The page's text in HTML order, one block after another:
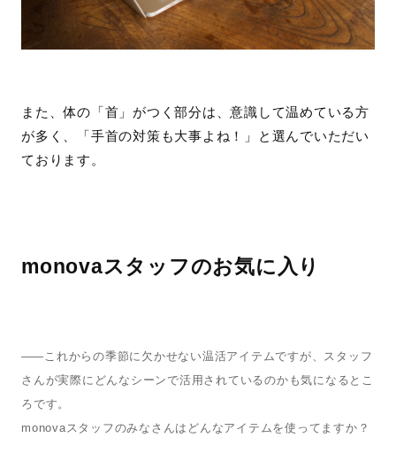
また、体の「首」がつく部分は、意識して温めている方
が多く、「手首の対策も大事よね！」と選んでいただい
ております。
monovaスタッフのお気に入り
—— これからの季節に欠かせない温活アイテムですが、スタッフ
さんが実際にどんなシーンで活用されているのかも気になるとこ
ろです。
monovaスタッフのみなさんはどんなアイテムを使ってますか？